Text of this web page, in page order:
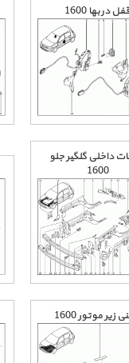
دربها 1600
داخلی گلگیر جلو
1600
زیر موتور 1600